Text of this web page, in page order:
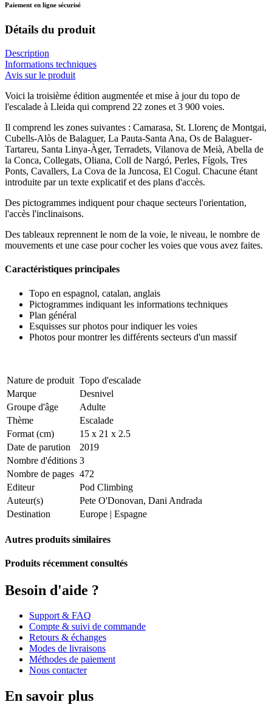
Paiement en ligne sécurisé
Détails du produit
Description
Informations techniques
Avis sur le produit
Voici la troisième édition augmentée et mise à jour du topo de
l'escalade à Lleida qui comprend 22 zones et 3 900 voies.
Il comprend les zones suivantes : Camarasa, St. Llorenç de Montgai,
Cubells-Alòs de Balaguer, La Pauta-Santa Ana, Os de Balaguer-
Tartareu, Santa Linya-Àger, Terradets, Vilanova de Meià, Abella de
la Conca, Collegats, Oliana, Coll de Nargó, Perles, Fígols, Tres
Ponts, Cavallers, La Cova de la Juncosa, El Cogul. Chacune étant
introduite par un texte explicatif et des plans d'accès.
Des pictogrammes indiquent pour chaque secteurs l'orientation,
l'accès l'inclinaisons.
Des tableaux reprennent le nom de la voie, le niveau, le nombre de
mouvements et une case pour cocher les voies que vous avez faites.
Caractéristiques principales
Topo en espagnol, catalan, anglais
Pictogrammes indiquant les informations techniques
Plan général
Esquisses sur photos pour indiquer les voies
Photos pour montrer les différents secteurs d'un massif
Nature de produit Topo d'escalade
Marque
Desnivel
Groupe d'âge
Adulte
Thème
Escalade
Format (cm)
15 x 21 x 2.5
Date de parution
2019
Nombre d'éditions 3
Nombre de pages 472
Editeur
Pod Climbing
Auteur(s)
Pete O'Donovan, Dani Andrada
Destination
Europe | Espagne
Autres produits similaires
Produits récemment consultés
Besoin d'aide ?
Support & FAQ
Compte & suivi de commande
Retours & échanges
Modes de livraisons
Méthodes de paiement
Nous contacter
En savoir plus